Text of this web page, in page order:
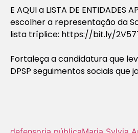
E AQUI a LISTA DE ENTIDADES
escolher a representação da
lista tríplice: https://bit.ly/
Fortaleça a candidatura que
DPSP seguimentos sociais que